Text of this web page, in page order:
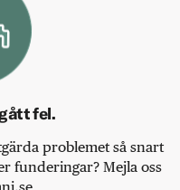
fel.
problemet så snart
funderingar? Mejla oss